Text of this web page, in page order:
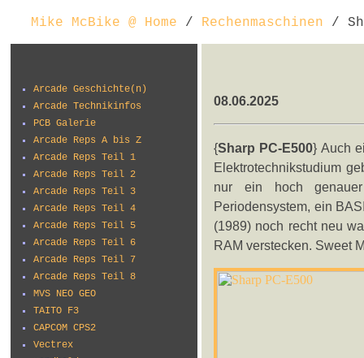
Mike McBike @ Home / Rechenmaschinen /
Arcade Geschichte(n)
Arcade Technikinfos
PCB Galerie
Arcade Reps A bis Z
Arcade Reps Teil 1
Arcade Reps Teil 2
Arcade Reps Teil 3
Arcade Reps Teil 4
Arcade Reps Teil 5
Arcade Reps Teil 6
Arcade Reps Teil 7
Arcade Reps Teil 8
MVS NEO GEO
TAITO F3
CAPCOM CPS2
Vectrex
08.06.2025
{Sharp PC-E500} Auch
Elektrotechnikstudium
nur ein hoch
Periodensystem, ein
(1989) noch recht neu
RAM verstecken. Sweet